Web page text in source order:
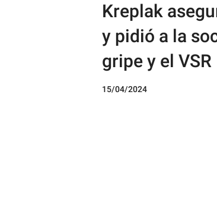
Kreplak
y pidió a la
gripe y el VSR
15/04/2024